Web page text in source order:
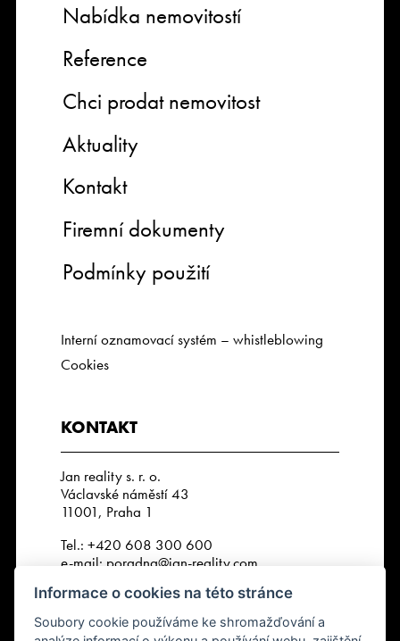
Nabídka nemovitostí
Reference
Chci prodat nemovitost
Aktuality
Kontakt
Firemní dokumenty
Podmínky použití
Interní oznamovací systém – whistleblowing
Cookies
KONTAKT
Jan reality s. r. o.
Václavské náměstí 43
11001, Praha 1
Tel.:+420 608 300 600
e-mail: poradna@jan-reality.com
IČO: 29057752
DIČ: CZ29057752
Číslo depozitního účtu r. k.:
Informace o cookies na této stránce
Soubory cookie používáme ke shromažďování a